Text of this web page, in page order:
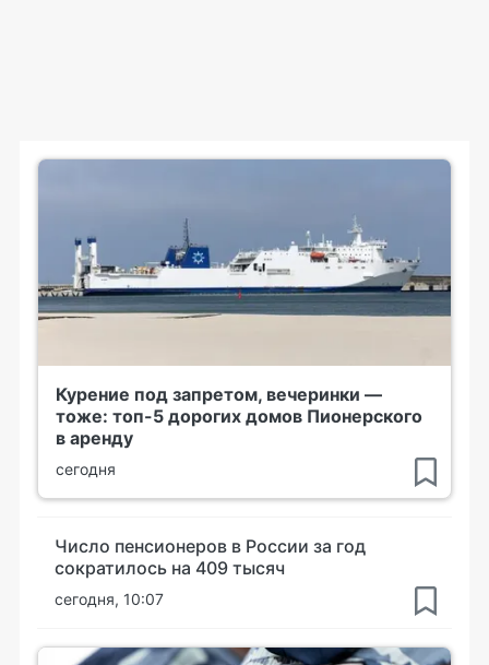
Курение под запретом, вечеринки —
тоже: топ-5 дорогих домов Пионерского
в аренду
сегодня
Число пенсионеров в России за год
сократилось на 409 тысяч
сегодня, 10:07